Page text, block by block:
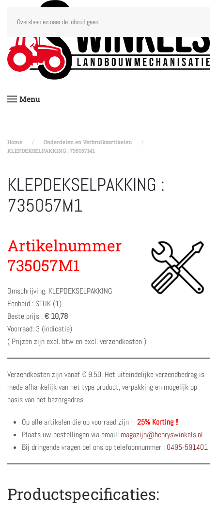
Overslaan en naar de inhoud gaan
Menu
Home
Onderdelen en Verbruiksartikelen
KLEPDEKSELPAKKING : 735057M1
KLEPDEKSELPAKKING :
735057M1
Artikelnummer
735057M1
Omschrijving: KLEPDEKSELPAKKING
Eenheid : STUK (1)
Beste prijs :€ 10,78
Voorraad: 3 (indicatie)
( Prijzen zijn excl. btw en excl. verzendkosten )
Verzendkosten zijn vanaf € 9.50. Het uiteindelijke verzendbedrag is
mede afhankelijk van het type product, verpakking en mogelijk op
basis van het bezorgadres.
Op alle artikelen die op voorraad zijn – 25% Korting !!
Plaats uw bestellingen via email: magazijn@henryswinkels.nl
Bij dringende vragen bel ons op telefoonnummer : 0495-591401
Productspecificaties: